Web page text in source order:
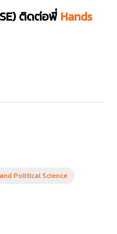
ติดต่อพี่ Hands
Political Science